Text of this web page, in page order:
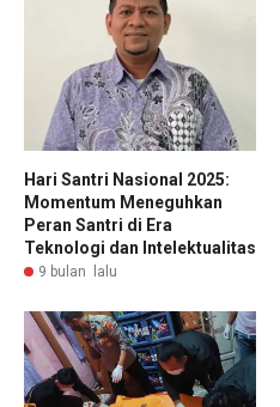
Hari Santri Nasional 2025:
Momentum Meneguhkan
Peran Santri di Era
Teknologi dan Intelektualitas
9 bulan lalu